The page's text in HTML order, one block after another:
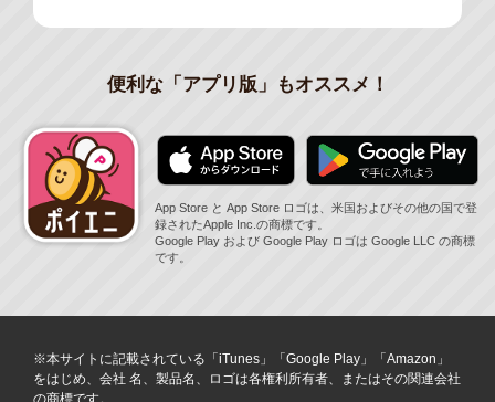
便利な「アプリ版」もオススメ！
App Store と App Store ロゴは、米国およびその他の国で登
録されたApple Inc.の商標です。
Google Play および Google Play ロゴは Google LLC の商標
です。
※本サイトに記載されている「iTunes」「Google Play」「Amazon」
をはじめ、会社 名、製品名、ロゴは各権利所有者、またはその関連会社
の商標です。